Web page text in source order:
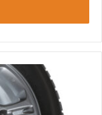
effektiv til at
kroppen.
men mange
i fedt inden